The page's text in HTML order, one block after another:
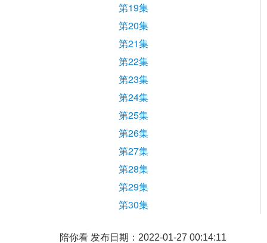
第19集
第20集
第21集
第22集
第23集
第24集
第25集
第26集
第27集
第28集
第29集
第30集
陪你看 发布日期：2022-01-27 00:14:11